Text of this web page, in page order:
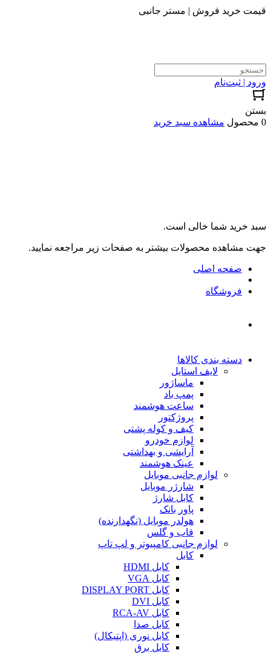
قیمت خرید فروش | مستر جانبی
ورود | ثبت‌نام
بستن
0 محصول
مشاهده سبد خرید
سبد خرید شما خالی است.
جهت مشاهده محصولات بیشتر به صفحات زیر مراجعه نمایید.
صفحه اصلی
فروشگاه
دسته بندی کالاها
لایف استایل
ماساژور
پمپ باد
ساعت هوشمند
پروژکتور
کیف و کوله پشتی
لوازم خودرو
آرایشی و بهداشتی
عینک هوشمند
لوازم جانبی موبایل
شارژر موبایل
کابل شارژ
پاور بانک
هولدر موبایل (نگهدارنده)
قاب و گلس
لوازم جانبی کامپیوتر و لپ تاپ
کابل
کابل HDMI
کابل VGA
کابل DISPLAY PORT
کابل DVI
کابل RCA-AV
کابل صدا
کابل نوری (اپتیکال)
کابل برق